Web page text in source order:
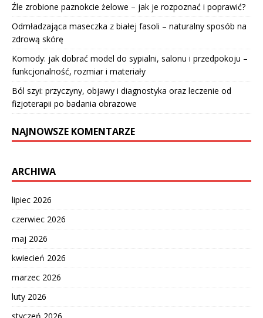
Źle zrobione paznokcie żelowe – jak je rozpoznać i poprawić?
Odmładzająca maseczka z białej fasoli – naturalny sposób na
zdrową skórę
Komody: jak dobrać model do sypialni, salonu i przedpokoju –
funkcjonalność, rozmiar i materiały
Ból szyi: przyczyny, objawy i diagnostyka oraz leczenie od
fizjoterapii po badania obrazowe
NAJNOWSZE KOMENTARZE
ARCHIWA
lipiec 2026
czerwiec 2026
maj 2026
kwiecień 2026
marzec 2026
luty 2026
styczeń 2026